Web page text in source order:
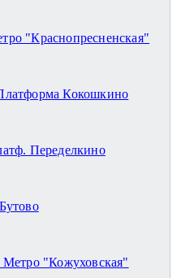
"Краснопресненская"
Кокошкино
Переделкино
Метро "Кожуховская"